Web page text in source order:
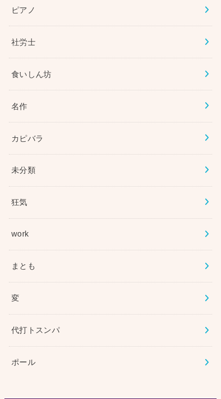
ピアノ
社労士
食いしん坊
名作
カピバラ
未分類
狂気
work
まとも
変
代打トスンパ
ポール